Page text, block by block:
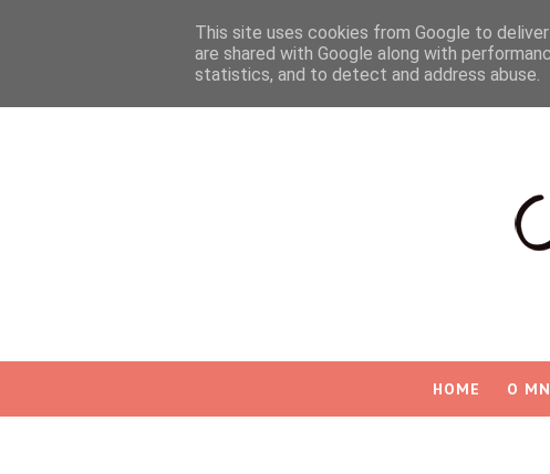
HOME O
This site uses cookies from Google to
are shared with Google along with
statistics, and to detect and address abuse.